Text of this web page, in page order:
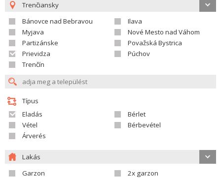
Trenčiansky
Bánovce nad Bebravou
Ilava
Myjava
Nové Mesto nad Váhom
Partizánske
Považská Bystrica
Prievidza
Púchov
Trenčín
Típus
Eladás
Bérlet
Vétel
Bérbevétel
Árverés
Lakás
Garzon
2x garzon